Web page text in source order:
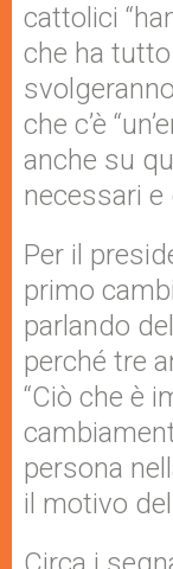
cattolici
che ha tutto
che c’è
anche su
necessari e
Per il
primo
parlando
perché tre
“Ciò che è
persona
il motivo